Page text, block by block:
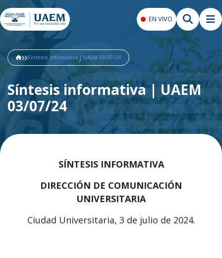
EN VIVO
Síntesis informativa | UAEM 03/07/24
Síntesis informativa | UAEM
03/07/24
SÍNTESIS INFORMATIVA
DIRECCIÓN DE COMUNICACIÓN
UNIVERSITARIA
Ciudad Universitaria, 3 de julio de 2024.